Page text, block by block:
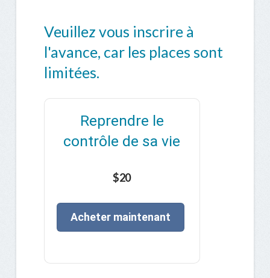
Veuillez vous inscrire à
l'avance, car les places sont
limitées.
Reprendre le
contrôle de sa vie
$20
Acheter maintenant